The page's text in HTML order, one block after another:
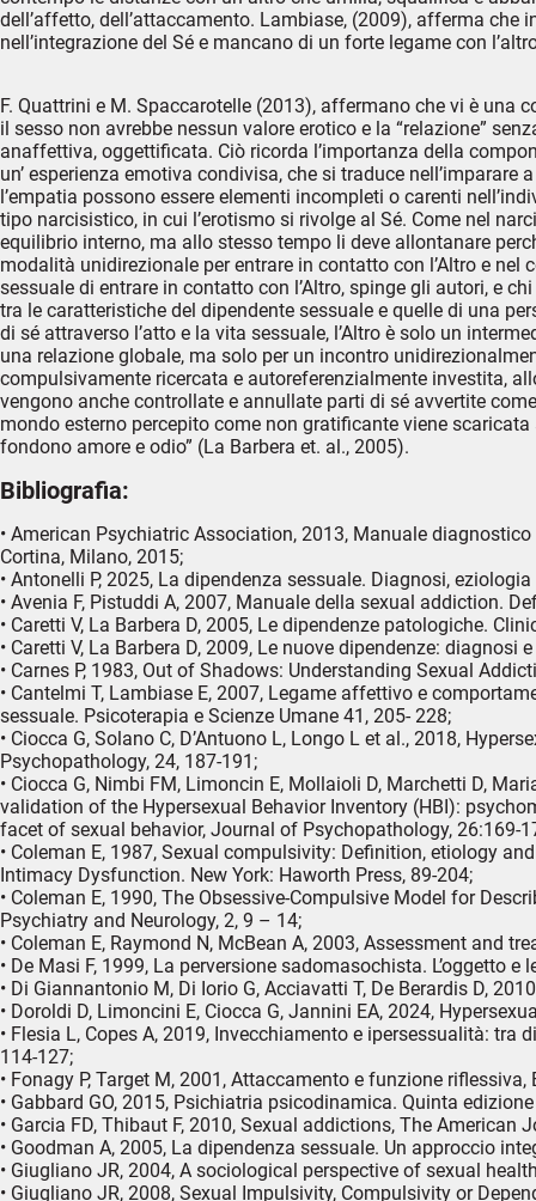
dell’affetto, dell’attaccamento. Lambiase, (2009), afferma
nell’integrazione del Sé e mancano di un forte legame con
F. Quattrini e M. Spaccarotelle (2013), affermano che vi è una
il sesso non avrebbe nessun valore erotico e la “relazione”
anaffettiva, oggettificata. Ciò ricorda l’importanza della
un’ esperienza emotiva condivisa, che si traduce
l’empatia possono essere elementi incompleti o carenti
tipo narcisistico, in cui l’erotismo si rivolge al Sé. Come nel
equilibrio interno, ma allo stesso tempo li deve allontanare
modalità unidirezionale per entrare in contatto con l’Altro e
sessuale di entrare in contatto con l’Altro, spinge gli autori, e
tra le caratteristiche del dipendente sessuale e quelle di una
di sé attraverso l’atto e la vita sessuale, l’Altro è solo un
una relazione globale, ma solo per un incontro
compulsivamente ricercata e autoreferenzialmente investita,
vengono anche controllate e annullate parti di sé avvertite
mondo esterno percepito come non gratificante viene
fondono amore e odio” (La Barbera et. al., 2005).
Bibliografia:
• American Psychiatric Association, 2013, Manuale
Cortina, Milano, 2015;
• Antonelli P, 2025, La dipendenza sessuale. Diagnosi,
• Avenia F, Pistuddi A, 2007, Manuale della sexual addiction.
• Caretti V, La Barbera D, 2005, Le dipendenze patologiche.
• Caretti V, La Barbera D, 2009, Le nuove dipendenze: diagnosi
• Carnes P, 1983, Out of Shadows: Understanding Sexual
• Cantelmi T, Lambiase E, 2007, Legame affettivo e
sessuale. Psicoterapia e Scienze Umane 41, 205- 228;
• Ciocca G, Solano C, D’Antuono L, Longo L et al., 2018,
Psychopathology, 24, 187-191;
• Ciocca G, Nimbi FM, Limoncin E, Mollaioli D, Marchetti D,
validation of the Hypersexual Behavior Inventory (HBI):
facet of sexual behavior, Journal of Psychopathology, 26:169-
• Coleman E, 1987, Sexual compulsivity: Definition, etiology
Intimacy Dysfunction. New York: Haworth Press, 89-204;
• Coleman E, 1990, The Obsessive-Compulsive Model for
Psychiatry and Neurology, 2, 9 – 14;
• Coleman E, Raymond N, McBean A, 2003, Assessment and
• De Masi F, 1999, La perversione sadomasochista. L’oggetto e
• Di Giannantonio M, Di Iorio G, Acciavatti T, De Berardis D,
• Doroldi D, Limoncini E, Ciocca G, Jannini EA, 2024,
• Flesia L, Copes A, 2019, Invecchiamento e ipersessualità:
114-127;
• Fonagy P, Target M, 2001, Attaccamento e funzione
• Gabbard GO, 2015, Psichiatria psicodinamica. Quinta
• Garcia FD, Thibaut F, 2010, Sexual addictions, The
• Goodman A, 2005, La dipendenza sessuale. Un approccio
• Giugliano JR, 2004, A sociological perspective of sexual
• Giugliano JR, 2008, Sexual Impulsivity, Compulsivity or